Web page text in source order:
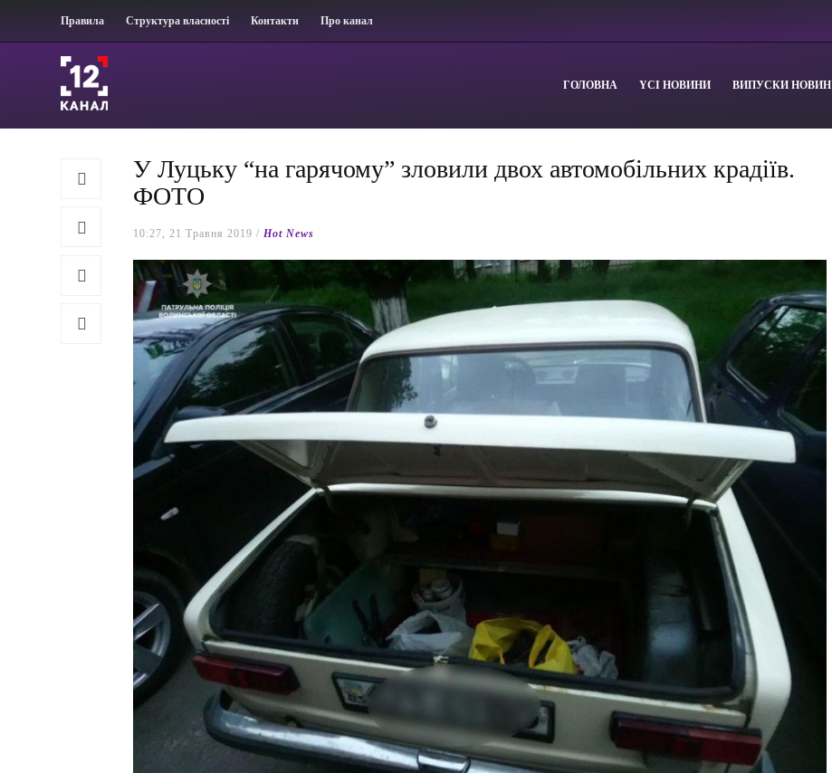
Правила Структура власності Контакти Про канал
ГОЛОВНА YСІ НОВИНИ ВИПУСКИ НОВИН
У Луцьку “на гарячому” зловили двох автомобільних крадіїв.
ФОТО
10:27, 21 Травня 2019 /Hot News